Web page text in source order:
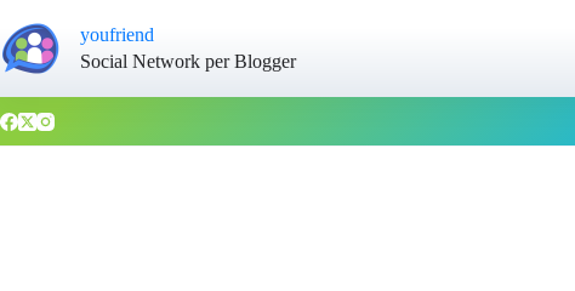
youfriend
Social Network per Blogger